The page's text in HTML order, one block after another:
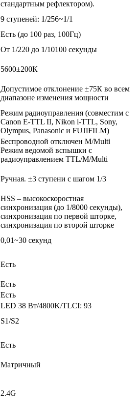
стандартным рефлектором).
9 ступеней: 1/256~1/1
Есть (до 100 раз, 100Гц)
От 1/220 до 1/10100 секунды
5600±200К
Допустимое отклонение ±75К во всем
диапазоне изменения мощности
Режим радиоуправления (совместим с
Canon E-TTL II, Nikon i-TTL, Sony,
Olympus, Panasonic и FUJIFILM)
Беспроводной отключен M/Multi
Режим ведомой вспышки с
радиоуправлением TTL/M/Multi
Ручная. ±3 ступени с шагом 1/3
HSS – высокоскоростная
синхронизация (до 1/8000 секунды),
синхронизация по первой шторке,
синхронизация по второй шторке
0,01~30 секунд
Есть
Есть
Есть
LED 38 Вт/4800K/TLCI: 93
S1/S2
Есть
Матричный
2.4G